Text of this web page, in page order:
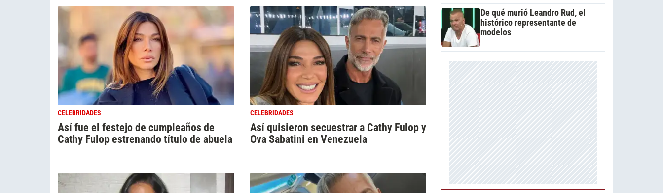
CELEBRIDADES
Así fue el festejo de cumpleaños de
Cathy Fulop estrenando título de abuela
CELEBRIDADES
Así quisieron secuestrar a Cathy Fulop y
Ova Sabatini en Venezuela
De qué murió Leandro Rud, el
histórico representante de
modelos